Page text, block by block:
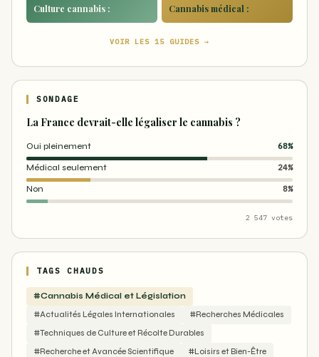
Culture cannabis : Cannabis médical :
VOIR LES 15 GUIDES →
SONDAGE
La France devrait-elle légaliser le cannabis ?
Oui pleinement 68%
Médical seulement 24%
Non 8%
2 547 votes
TAGS CHAUDS
#Cannabis Médical et Législation
#Actualités Légales Internationales
#Recherches Médicales
#Techniques de Culture et Récolte Durables
#Recherche et Avancée Scientifique
#Loisirs et Bien-Être